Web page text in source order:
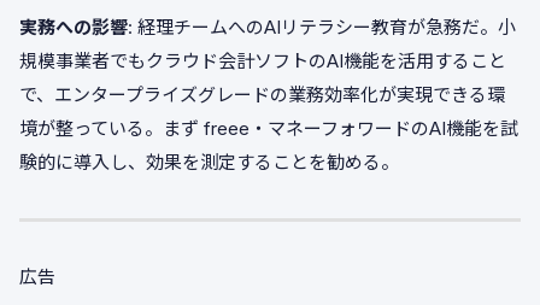
実務への影響: 経理チームへのAIリテラシー教育が急務だ。小
規模事業者でもクラウド会計ソフトのAI機能を活用すること
で、エンタープライズグレードの業務効率化が実現できる環
境が整っている。まず freee・マネーフォワードのAI機能を試
験的に導入し、効果を測定することを勧める。
広告